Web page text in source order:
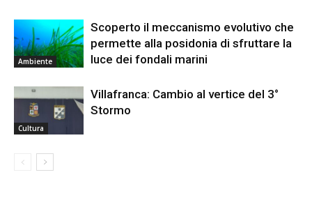
Ambiente
Scoperto il meccanismo evolutivo che
permette alla posidonia di sfruttare la
luce dei fondali marini
Cultura
Villafranca: Cambio al vertice del 3°
Stormo